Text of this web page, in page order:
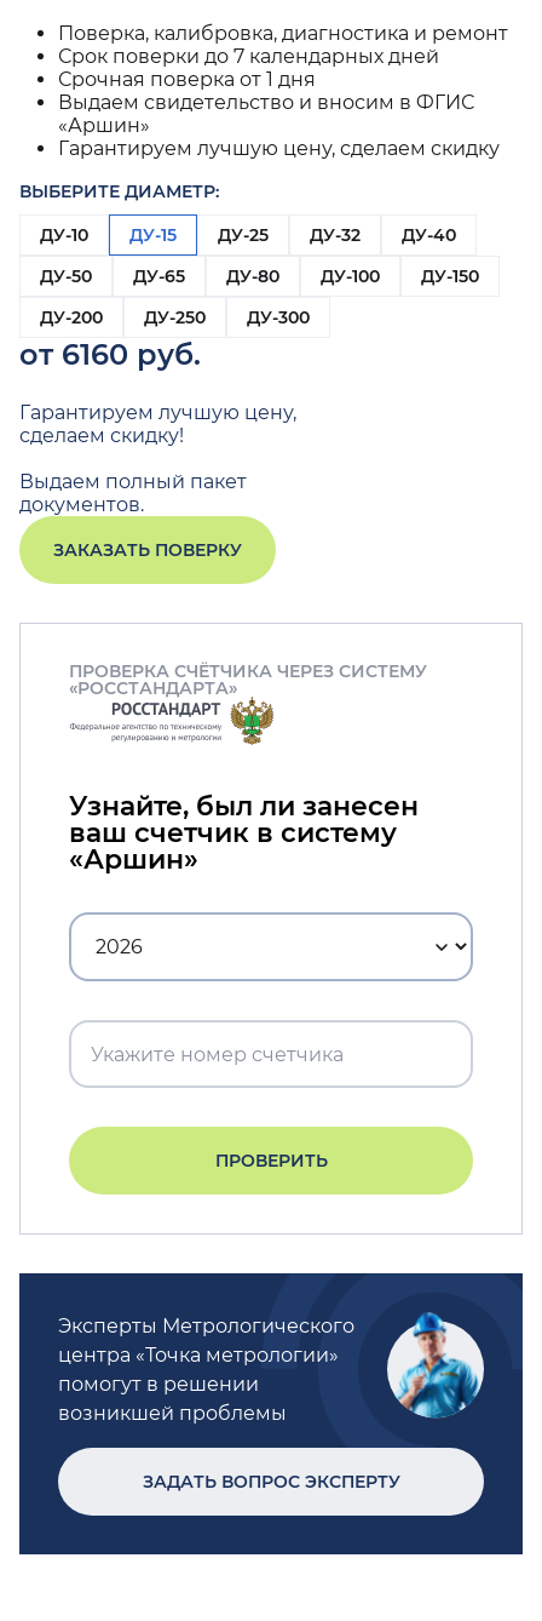
Поверка, калибровка, диагностика и ремонт
Срок поверки до 7 календарных дней
Срочная поверка от 1 дня
Выдаем свидетельство и вносим в ФГИС
«Аршин»
Гарантируем лучшую цену, сделаем скидку
ВЫБЕРИТЕ ДИАМЕТР:
ДУ-10
ДУ-15 ДУ-25 ДУ-32
ДУ-40
ДУ-50
ДУ-65 ДУ-80 ДУ-100
ДУ-150
ДУ-200
ДУ-250 ДУ-300
от 6160 руб.
Гарантируем лучшую цену,
сделаем скидку!
Выдаем полный пакет
документов.
ЗАКАЗАТЬ ПОВЕРКУ
ПРОВЕРКА СЧЁТЧИКА ЧЕРЕЗ СИСТЕМУ
«РОССТАНДАРТА»
Узнайте, был ли занесен
ваш счетчик в систему
«Аршин»
ПРОВЕРИТЬ
Эксперты Метрологического
центра «Точка метрологии»
помогут в решении
возникшей проблемы
ЗАДАТЬ ВОПРОС ЭКСПЕРТУ